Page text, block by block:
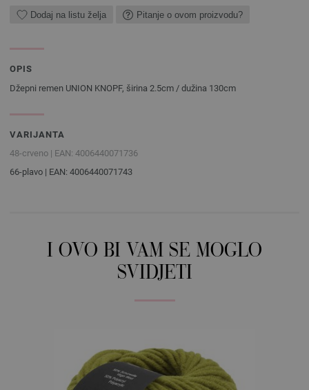
Dodaj na listu želja Pitanje o ovom proizvodu?
OPIS
Džepni remen UNION KNOPF, širina 2.5cm / dužina 130cm
VARIJANTA
48-crveno | EAN: 4006440071736
66-plavo | EAN: 4006440071743
I OVO BI VAM SE MOGLO
SVIDJETI